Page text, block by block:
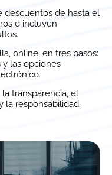
descuentos de hasta el
e incluyen
online, en tres pasos:
las opciones
transparencia, el
la responsabilidad.